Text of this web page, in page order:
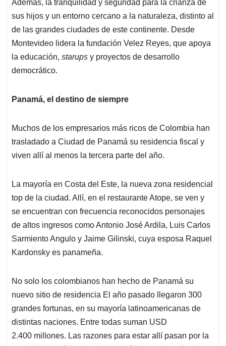
Además, la tranquilidad y seguridad para la crianza de
sus hijos y un entorno cercano a la naturaleza, distinto al
de las grandes ciudades de este continente. Desde
Montevideo lidera la fundación Velez Reyes, que apoya
la educación, starups y proyectos de desarrollo
democrático.
Panamá, el destino de siempre
Muchos de los empresarios más ricos de Colombia han
trasladado a Ciudad de Panamá su residencia fiscal y
viven allí al menos la tercera parte del año.
La mayoría en Costa del Este, la nueva zona residencial
top de la ciudad. Allí, en el restaurante Atope, se ven y
se encuentran con frecuencia reconocidos personajes
de altos ingresos como Antonio José Ardila, Luis Carlos
Sarmiento Angulo y Jaime Gilinski, cuya esposa Raquel
Kardonsky es panameña.
No solo los colombianos han hecho de Panamá su
nuevo sitio de residencia El año pasado llegaron 300
grandes fortunas, en su mayoría latinoamericanas de
distintas naciones. Entre todas suman USD
2.400 millones. Las razones para estar allí pasan por la